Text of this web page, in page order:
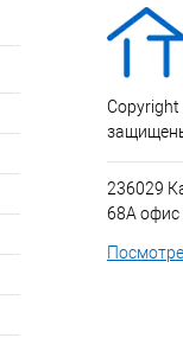
Copyright
236029
68А офис